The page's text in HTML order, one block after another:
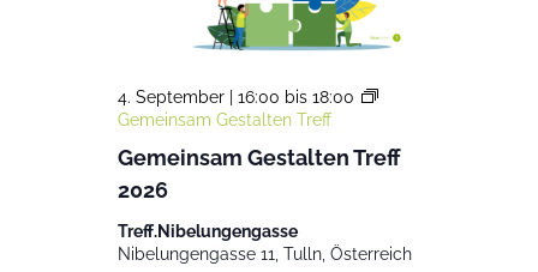
Gemeinsam Gestalten Treff
2026
4. September | 16:00 bis 18:00
Gemeinsam Gestalten Treff
Treff.Nibelungengasse
Nibelungengasse 11, Tulln, Österreich